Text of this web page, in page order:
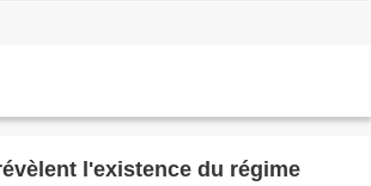
l'existence du régime